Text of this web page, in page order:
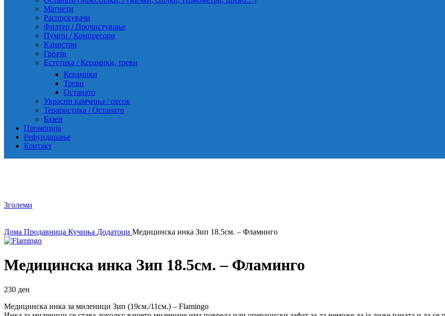
Магнети
Распрскувачи
Филтер / Прочистување
Пумпи / Компресори
Канистри
Греачи
Естетика / Керамики, треви
Керамики
Треви
Останато
Украсни камчиња / песок
Тераристика / Останато
Базен
Промоција
Рефундирање
Контакт
Зголеми
Дома Продавница Кучиња Додатоци Медицинска инка Зип 18.5см. – Фламинго
Медицинска инка Зип 18.5см. – Фламинго
230 ден
Медицинска инка за миленици Зип (19см./11см.) – Flamingo